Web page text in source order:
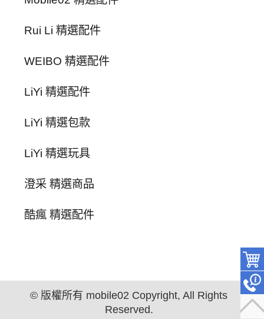
Rui Li 精選配件
WEIBO 精選配件
LiYi 精選配件
LiYi 精選包款
LiYi 精選玩具
澄采 精選商品
酷瘋 精選配件
© 版權所有 mobile02 Copyright, All Rights
Reserved.